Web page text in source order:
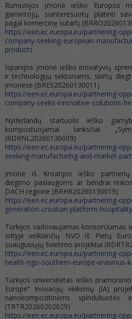
Rumunijos įmonė ieško Europos
gamintojų, suinteresuotų platinti
pagal komercinę sutartį
https://een.ec.europa.eu/partnering-
company-seeking-european-
products
Ispanijos įmonė ieško inovatyvių
ir technologijų sektoriams, skirtų
įmonėse (BRES20260130011)
https://een.ec.europa.eu/partnering-
company-seeks-innovative-solutions-
Nyderlandų startuolis ieško
kompostuojamai lanksčiai
(RDRNL20260130009)
https://een.ec.europa.eu/partnering-
seeking-manufacturing-and-market-
Įmonė iš Kroatijos ieško partnerių
diegimo paslaugoms ar bendrai
DACH regione (BRHR20260130019)
https://een.ec.europa.eu/partnering-
generation-croatian-platform-
Turkijos vadovaujamas konsorciumas
srityje veikiančių NVO iš Pietų
suaugusiųjų švietimo projektui
https://een.ec.europa.eu/partnering-
health-ngo-southern-europe-erasmus-
Turkijos universitetas ieško
Europe“ Inovacijų veiksmų (IA)
nanokompozitinėms spinduliuotės
(TRTR20260202029)
https://een.ec.europa.eu/partnering-